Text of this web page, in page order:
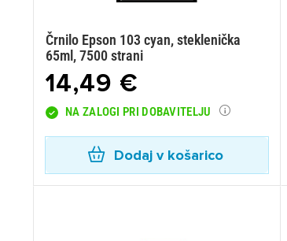
Črnilo Epson 103 cyan, steklenička
65ml, 7500 strani
14,49 €
NA ZALOGI PRI DOBAVITELJU
Dodaj v košarico